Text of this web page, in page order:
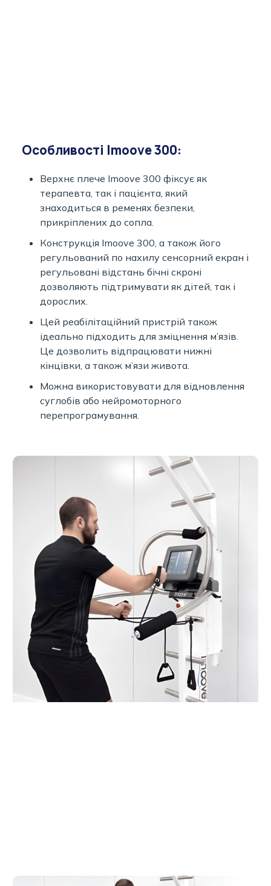
Особливості Imoove 300:
Верхнє плече Imoove 300 фіксує як
терапевта, так і пацієнта, який
знаходиться в ременях безпеки,
прикріплених до сопла.
Конструкція Imoove 300, а також його
регульований по нахилу сенсорний екран і
регульовані відстань бічні скроні
дозволяють підтримувати як дітей, так і
дорослих.
Цей реабілітаційний пристрій також
ідеально підходить для зміцнення м’язів.
Це дозволить відпрацювати нижні
кінцівки, а також м’язи живота.
Можна використовувати для відновлення
суглобів або нейромоторного
перепрограмування.